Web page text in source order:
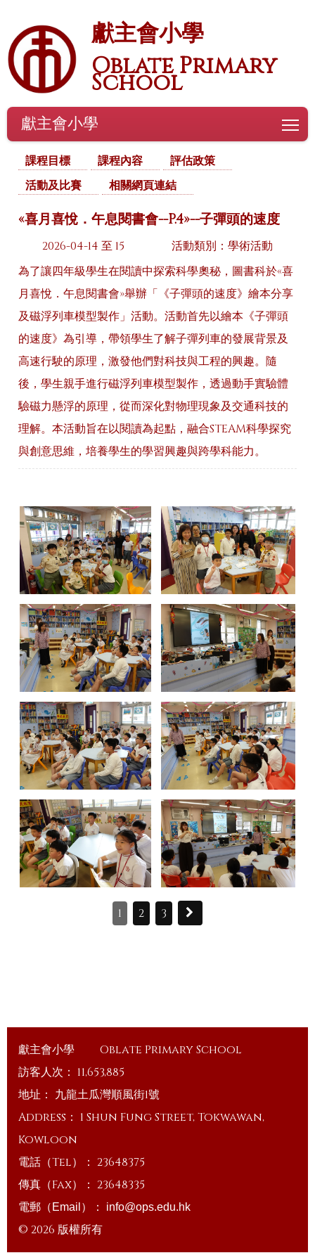
獻主會小學
Oblate Primary
School
獻主會小學
課程目標 課程內容
評估政策
活動及比賽
相關網頁連結
«喜月喜悅．午息閱書會--P.4»--子彈頭的速度
2026-04-14 至 15
活動類別：學術活動
為了讓四年級學生在閱讀中探索科學奧秘，圖書科於«喜
月喜悅．午息閱書會»舉辦「《子彈頭的速度》繪本分享
及磁浮列車模型製作」活動。活動首先以繪本《子彈頭
的速度》為引導，帶領學生了解子彈列車的發展背景及
高速行駛的原理，激發他們對科技與工程的興趣。隨
後，學生親手進行磁浮列車模型製作，透過動手實驗體
驗磁力懸浮的原理，從而深化對物理現象及交通科技的
理解。本活動旨在以閱讀為起點，融合STEAM科學探究
與創意思維，培養學生的學習興趣與跨學科能力。
1 2 3
獻主會小學
Oblate Primary School
訪客人次： 11,653,885
地址： 九龍土瓜灣順風街1號
Address： 1 Shun Fung Street, Tokwawan,
Kowloon
電話（Tel）： 23648375
傳真（Fax）： 23648335
電郵（Email）： info@ops.edu.hk
© 2026 版權所有